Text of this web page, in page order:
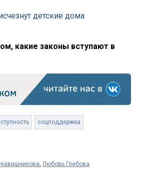
детские дома
какие законы вступают в
соцподдержка
, Любовь Глебова